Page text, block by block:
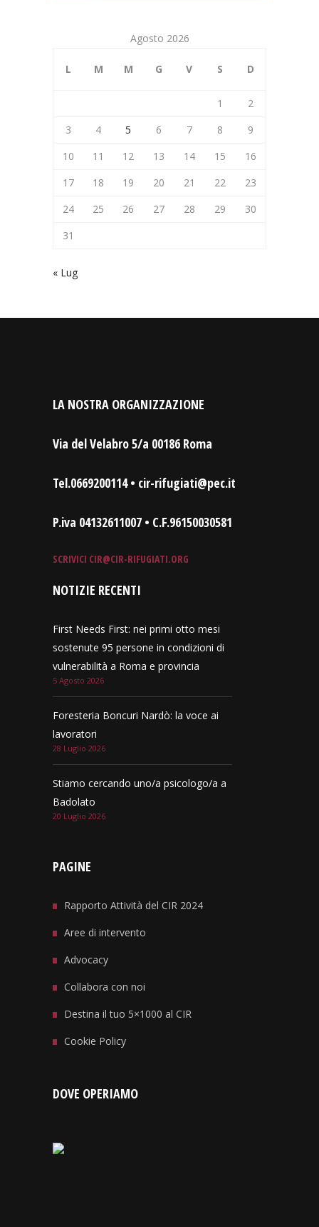
Agosto 2026
L M M G V S D
1
2
3
4 5 6 7 8
9
10
11 12 13 14 15
16
17
18 19 20 21 22
23
24
25 26 27 28 29
30
31
« Lug
LA NOSTRA ORGANIZZAZIONE
Via del Velabro 5/a 00186 Roma
Tel.0669200114 • cir-rifugiati@pec.it
P.iva 04132611007 • C.F.96150030581
SCRIVICI CIR@CIR-RIFUGIATI.ORG
NOTIZIE RECENTI
First Needs First: nei primi otto mesi
sostenute 95 persone in condizioni di
vulnerabilità a Roma e provincia
5 Agosto 2026
Foresteria Boncuri Nardò: la voce ai
lavoratori
28 Luglio 2026
Stiamo cercando uno/a psicologo/a a
Badolato
20 Luglio 2026
PAGINE
Rapporto Attività del CIR 2024
Aree di intervento
Advocacy
Collabora con noi
Destina il tuo 5×1000 al CIR
Cookie Policy
DOVE OPERIAMO